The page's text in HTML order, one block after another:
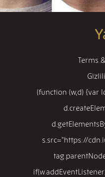
Terms
(function (w,d) {var
s.src="https://